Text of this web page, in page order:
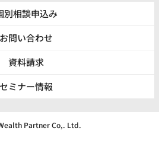
別相談申込み
お問い合わせ
資料請求
セミナー情報
Partner Co,. Ltd.